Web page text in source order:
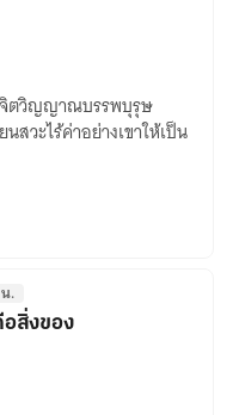
จิตวิญญาณบรรพบุรุษ
สวะไร้ค่าอย่างเขาให้เป็น
.
สิ่งของ